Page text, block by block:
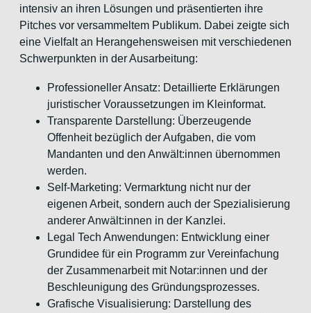
intensiv an ihren Lösungen und präsentierten ihre
Pitches vor versammeltem Publikum. Dabei zeigte sich
eine Vielfalt an Herangehensweisen mit verschiedenen
Schwerpunkten in der Ausarbeitung:
Professioneller Ansatz: Detaillierte Erklärungen
juristischer Voraussetzungen im Kleinformat.
Transparente Darstellung: Überzeugende
Offenheit bezüglich der Aufgaben, die vom
Mandanten und den Anwält:innen übernommen
werden.
Self-Marketing: Vermarktung nicht nur der
eigenen Arbeit, sondern auch der Spezialisierung
anderer Anwält:innen in der Kanzlei.
Legal Tech Anwendungen: Entwicklung einer
Grundidee für ein Programm zur Vereinfachung
der Zusammenarbeit mit Notar:innen und der
Beschleunigung des Gründungsprozesses.
Grafische Visualisierung: Darstellung des